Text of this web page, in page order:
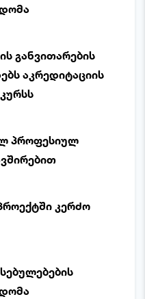
განვითარების
აკრედიტაციის
პროფესიულ
კერძო